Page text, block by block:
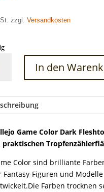
zzgl. Versandkosten
In den
Game Color Dark
praktischen
Color sind brilliante
Fantasy-Figuren und Modelle
Farben trocknen